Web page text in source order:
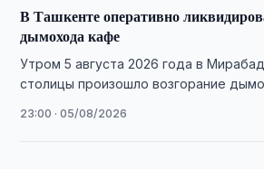
В Ташкенте оперативно
дымохода кафе
Утром 5 августа 2026 года в
столицы произошло возгорание
спасательных подразделений …
23:00 · 05/08/2026